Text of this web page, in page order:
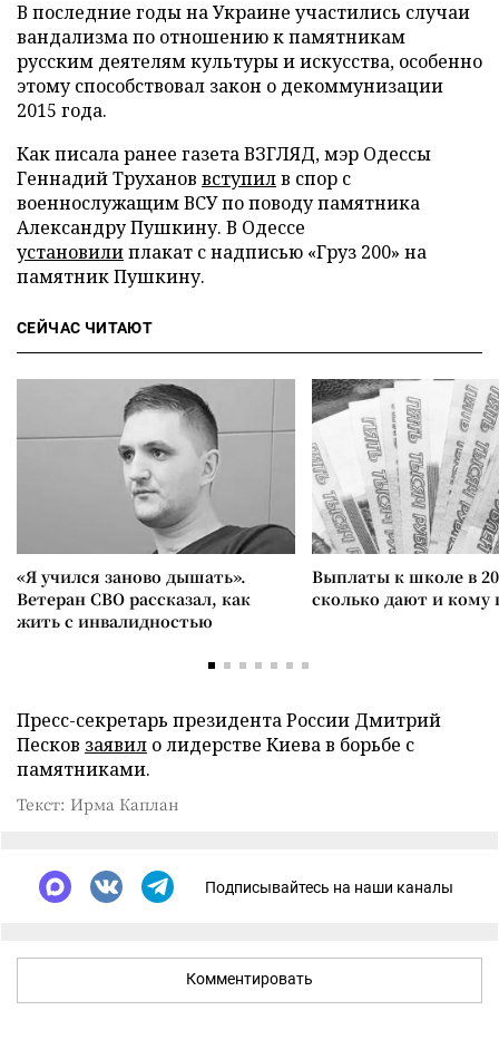
В последние годы на Украине участились случаи
вандализма по отношению к памятникам
русским деятелям культуры и искусства, особенно
этому способствовал закон о декоммунизации
2015 года.
Как писала ранее газета ВЗГЛЯД, мэр Одессы
Геннадий Труханов вступилв спор с
военнослужащим ВСУ по поводу памятника
Александру Пушкину. В Одессе
установилиплакат с надписью «Груз 200» на
памятник Пушкину.
СЕЙЧАС ЧИТАЮТ
«Я учился заново дышать».
Ветеран СВО рассказал, как
жить с инвалидностью
Выплаты к школе в
сколько дают и
Пресс-секретарь президента России Дмитрий
Песков заявил о лидерстве Киева в борьбе с
памятниками.
Текст: Ирма Каплан
Подписывайтесь на наши каналы
Комментировать